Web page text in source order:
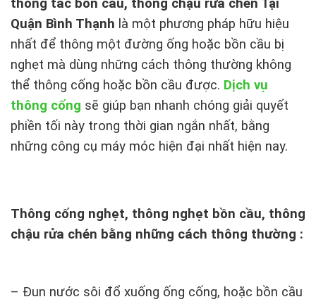
thông tắc bồn cầu, thông chậu rửa chén Tại
Quận Bình Thạnh là một phương pháp hữu hiệu
nhất để thông một đường ống hoặc bồn cầu bị
nghẹt mà dùng những cách thông thường không
thể thông cống hoặc bồn cầu được. Dịch vụ
thông cống sẽ giúp bạn nhanh chóng giải quyết
phiền tối này trong thời gian ngắn nhất, bằng
những công cụ máy móc hiện đại nhất hiện nay.
Thông cống nghẹt, thông nghẹt bồn cầu, thông
chậu rửa chén bằng những cách thông thường :
– Đun nước sôi đổ xuống ống cống, hoặc bồn cầu